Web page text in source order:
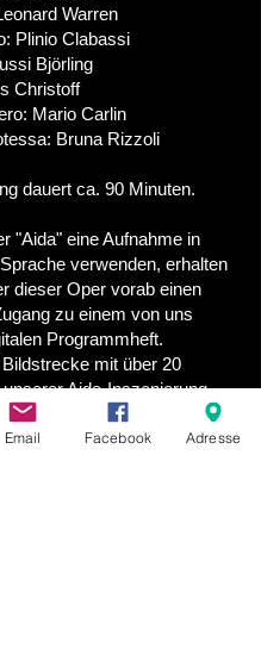
Warren
Plinio Clabassi
Björling
Christoff
Mario Carlin
Bruna Rizzoli
dauert ca. 90 Minuten.
"Aida" eine Aufnahme in
verwenden, erhalten
dieser Oper vorab einen
zu einem von uns
Programmheft.
mit über 20
Aida-Inszenierung
einführenden
Sie dort auch die deutsche
Email Facebook Adresse